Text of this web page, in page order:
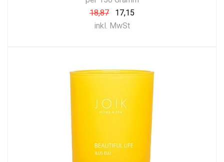
18,87
17,15
inkl. MwSt